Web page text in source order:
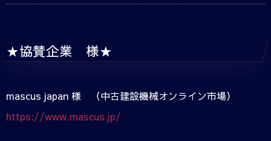
★協賛企業 様★
mascus japan 様 （中古建設機械オンライン市場）
https://www.mascus.jp/